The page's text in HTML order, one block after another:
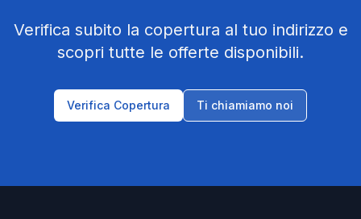
Verifica subito la copertura al tuo indirizzo e
scopri tutte le offerte disponibili.
Verifica Copertura Ti chiamiamo noi